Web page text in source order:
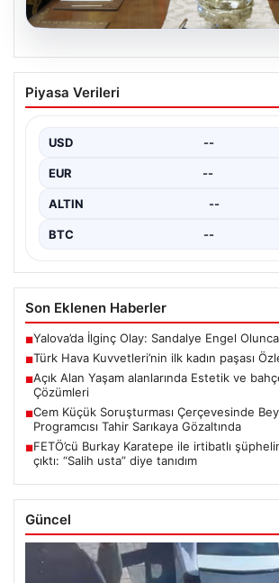
Türk Hava Kuvvetleri’nin ilk
paşası Özlem Karapınar oldu
Piyasa Verileri
USD --
EUR --
ALTIN --
BTC --
Son Eklenen Haberler
■Yalova’da İlginç Olay: Sandalye Engel
■Türk Hava Kuvvetleri’nin ilk kadın paşası
■Açık Alan Yaşam alanlarında Estetik ve
Çözümleri
■Cem Küçük Soruşturması Çerçevesinde
Programcısı Tahir Sarıkaya Gözaltında
■FETÖ’cü Burkay Karatepe ile irtibatlı
çıktı: “Salih usta” diye tanıdım
Güncel